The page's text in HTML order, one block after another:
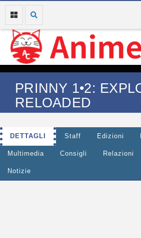
PRINNY 1•2:
RELOADED
DETTAGLI Staff Edizioni
Multimedia Consigli Relazioni
Notizie